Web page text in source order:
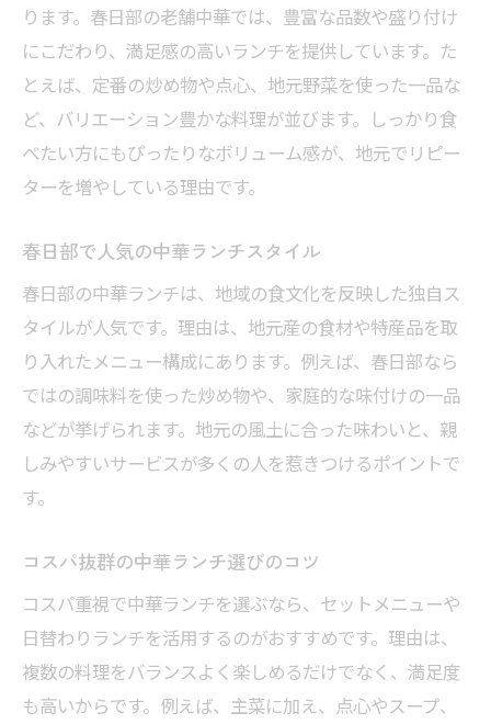
ります。春日部の老舗中華では、豊富な品数や盛り付け
にこだわり、満足感の高いランチを提供しています。た
とえば、定番の炒め物や点心、地元野菜を使った一品な
ど、バリエーション豊かな料理が並びます。しっかり食
べたい方にもぴったりなボリューム感が、地元でリピー
ターを増やしている理由です。
春日部で人気の中華ランチスタイル
春日部の中華ランチは、地域の食文化を反映した独自ス
タイルが人気です。理由は、地元産の食材や特産品を取
り入れたメニュー構成にあります。例えば、春日部なら
ではの調味料を使った炒め物や、家庭的な味付けの一品
などが挙げられます。地元の風土に合った味わいと、親
しみやすいサービスが多くの人を惹きつけるポイントで
す。
コスパ抜群の中華ランチ選びのコツ
コスパ重視で中華ランチを選ぶなら、セットメニューや
日替わりランチを活用するのがおすすめです。理由は、
複数の料理をバランスよく楽しめるだけでなく、満足度
も高いからです。例えば、主菜に加え、点心やスープ、